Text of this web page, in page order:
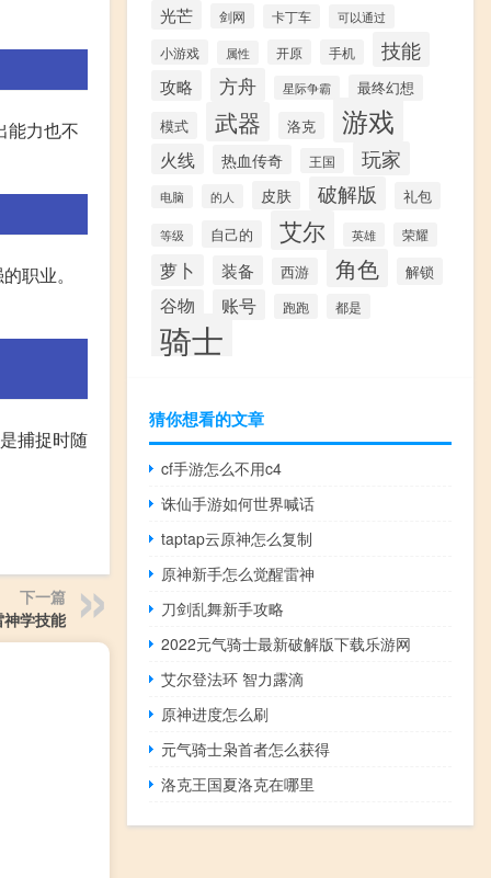
能力也不
职业。
捕捉时随
下一篇
学技能
光芒 剑网 卡丁车 可以通过
小游戏 属性 开原 手机 技能
攻略 方舟 星际争霸 最终幻想
模式 武器 洛克 游戏
火线 热血传奇 王国 玩家
电脑 的人 皮肤 破解版 礼包
等级 自己的 艾尔 英雄 荣耀
萝卜 装备 西游 角色 解锁
谷物 账号 跑跑 都是
骑士
猜你想看的文章
cf手游怎么不用c4
诛仙手游如何世界喊话
taptap云原神怎么复制
原神新手怎么觉醒雷神
刀剑乱舞新手攻略
2022元气骑士最新破解版下载乐游网
艾尔登法环 智力露滴
原神进度怎么刷
元气骑士枭首者怎么获得
洛克王国夏洛克在哪里